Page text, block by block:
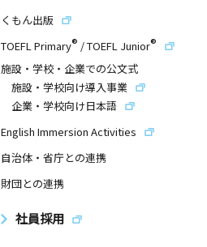
くもん出版
TOEFL Primary® /TOEFL Junior®
施設・学校・企業での公文式
施設・学校向け導入事業
企業・学校向け日本語
English Immersion Activities
自治体・省庁との連携
財団との連携
社員採用